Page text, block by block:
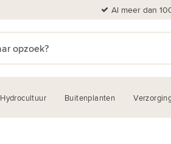
Al meer dan
Hydrocultuur Buitenplanten